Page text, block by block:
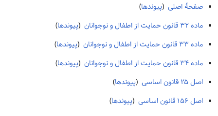
صفحهٔ اصلی‏
(پیوندها)
ماده ۳۲ قانون حمایت از اطفال و نوجوانان
‏
(پیوندها)
ماده ۳۳ قانون حمایت از اطفال و نوجوانان
‏
(پیوندها)
ماده ۳۴ قانون حمایت از اطفال و نوجوانان
‏
(پیوندها)
اصل ۲۵ قانون اساسی
‏
(پیوندها)
اصل ۱۵۶ قانون اساسی
‏
(پیوندها)